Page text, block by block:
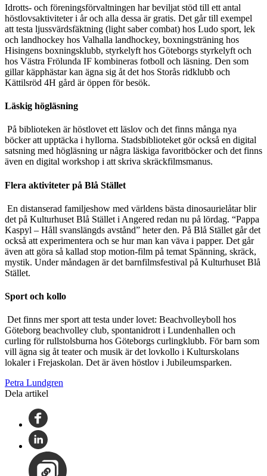
Idrotts- och föreningsförvaltningen har beviljat stöd till ett antal
höstlovsaktiviteter i år och alla dessa är gratis. Det går till exempel
att testa ljussvärdsfäktning (light saber combat) hos Ludo sport, lek
och landhockey hos Valhalla landhockey, boxningsträning hos
Hisingens boxningsklubb, styrkelyft hos Göteborgs styrkelyft och
hos Västra Frölunda IF kombineras fotboll och läsning. Den som
gillar käpphästar kan ägna sig åt det hos Storås ridklubb och
Kättilsröd 4H gård är öppen för besök.
Läskig högläsning
På biblioteken är höstlovet ett läslov och det finns många nya
böcker att upptäcka i hyllorna. Stadsbiblioteket gör också en digital
satsning med högläsning ur några läskiga favoritböcker och det finns
även en digital workshop i att skriva skräckfilmsmanus.
Flera aktiviteter på Blå Stället
En distanserad familjeshow med världens bästa dinosaurielåtar blir
det på Kulturhuset Blå Stället i Angered redan nu på lördag. “Pappa
Kaspyl – Håll svanslängds avstånd” heter den. På Blå Stället går det
också att experimentera och se hur man kan väva i papper. Det går
även att göra så kallad stop motion-film på temat Spänning, skräck,
mystik. Under måndagen är det barnfilmsfestival på Kulturhuset Blå
Stället.
Sport och kollo
Det finns mer sport att testa under lovet: Beachvolleyboll hos
Göteborg beachvolley club, spontanidrott i Lundenhallen och
curling för rullstolsburna hos Göteborgs curlingklubb. För barn som
vill ägna sig åt teater och musik är det lovkollo i Kulturskolans
lokaler i Frejaskolan. Det är även höstlov i Jubileumsparken.
Petra Lundgren
Dela artikel